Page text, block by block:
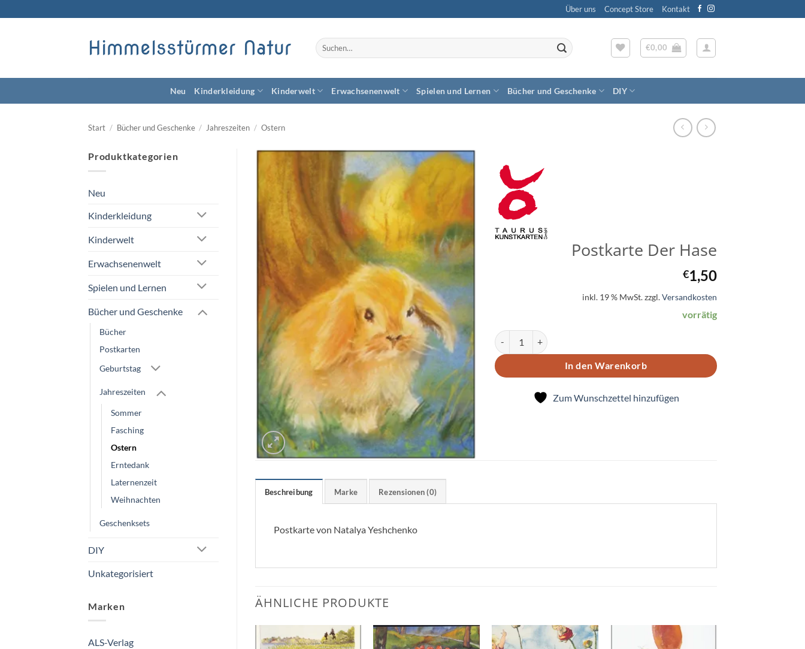
Inhalt
Über uns Concept Store Kontakt
Himmelsstürmer Natur
Suchen
nach:
€0,00
Neu Kinderkleidung Kinderwelt Erwachsenenwelt Spielen und Lernen Bücher und Geschenke DIY
Start / Bücher und Geschenke / Jahreszeiten / Ostern
Produktkategorien
Neu
Kinderkleidung
Kinderwelt
Erwachsenenwelt
Spielen und Lernen
Bücher und Geschenke
Bücher
Postkarten
Geburtstag
Jahreszeiten
Sommer
Fasching
Ostern
Erntedank
Laternenzeit
Weihnachten
Geschenksets
DIY
Unkategorisiert
Marken
ALS-Verlag
Wunschzettel
Postkarte Der Hase
€1,50
inkl. 19 % MwSt.zzgl.Versandkosten
vorrätig
Postkarte Der Hase Menge
In den Warenkorb
Zum Wunschzettel hinzufügen
Beschreibung Marke Rezensionen (0)
Postkarte von Natalya Yeshchenko
ÄHNLICHE PRODUKTE